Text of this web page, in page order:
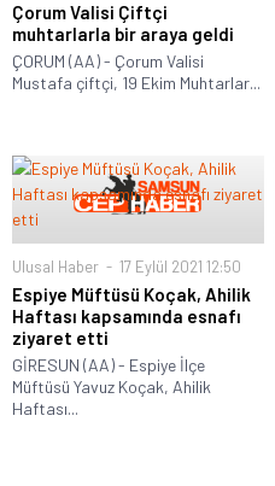
Çorum Valisi Çiftçi
muhtarlarla bir araya geldi
ÇORUM (AA) - Çorum Valisi
Mustafa çiftçi, 19 Ekim Muhtarlar...
Ulusal Haber 17 Eylül 2021 12:50
Espiye Müftüsü Koçak, Ahilik
Haftası kapsamında esnafı
ziyaret etti
GİRESUN (AA) - Espiye İlçe
Müftüsü Yavuz Koçak, Ahilik
Haftası...